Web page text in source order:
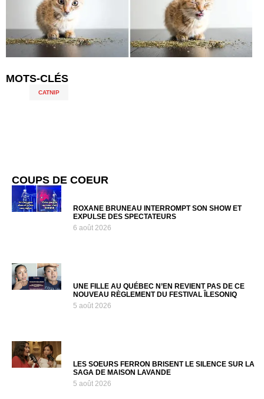
MOTS-CLÉS
CATNIP
COUPS DE COEUR
ROXANE BRUNEAU INTERROMPT SON SHOW ET
EXPULSE DES SPECTATEURS
6 août 2026
UNE FILLE AU QUÉBEC N’EN REVIENT PAS DE CE
NOUVEAU RÈGLEMENT DU FESTIVAL ÎLESONIQ
5 août 2026
LES SOEURS FERRON BRISENT LE SILENCE SUR LA
SAGA DE MAISON LAVANDE
5 août 2026